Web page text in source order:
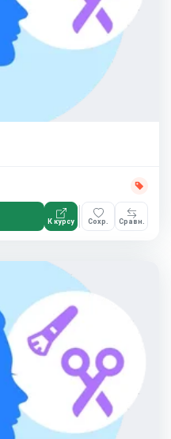
К курсу Сохр. Сравн.